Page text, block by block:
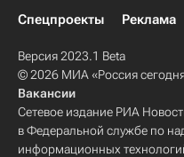
Спецпроекты
Реклама
Версия 2023.1 Beta
© 2026 МИА «Россия
Вакансии
Сетевое издание РИА
в Федеральной службе по
информационных